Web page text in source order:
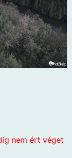
nem ért véget